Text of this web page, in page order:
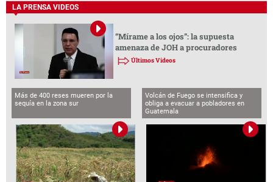
LA PRENSA VIDEOS
“Mírame a los ojos”: la supuesta
amenaza de JOH a procuradores
Últimos Videos
Más de 400 reses mueren por la
sequía en la zona sur
Volcán de Fuego se intensifica y
obliga a evacuar a pobladores en
Guatemala